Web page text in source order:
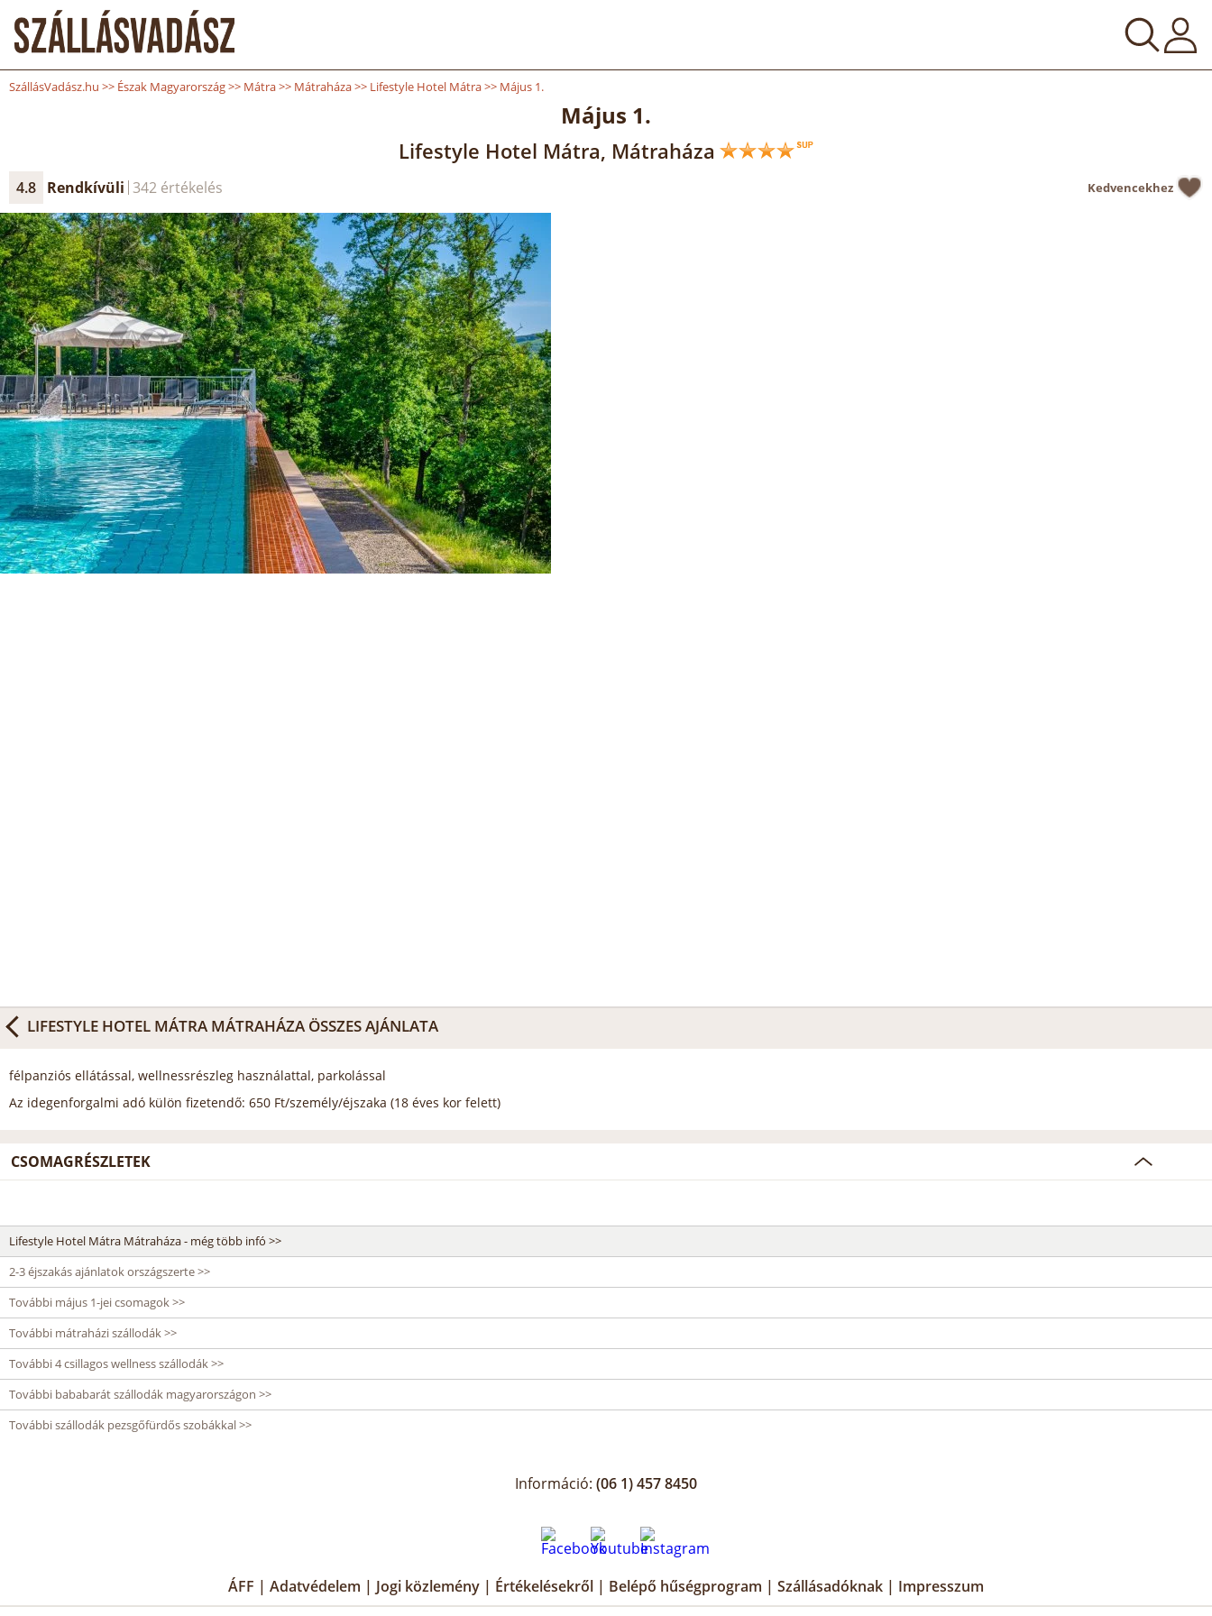
SzállásVadász.hu >> Észak Magyarország>> Mátra>> Mátraháza>> Lifestyle Hotel Mátra>> Május 1.
Május 1.
Lifestyle Hotel Mátra, Mátraháza
4.8 Rendkívüli 342 értékelés Kedvencekhez
LIFESTYLE HOTEL MÁTRA MÁTRAHÁZA ÖSSZES AJÁNLATA
félpanziós ellátással, wellnessrészleg használattal, parkolással
Az idegenforgalmi adó külön fizetendő: 650 Ft/személy/éjszaka (18 éves kor felett)
CSOMAGRÉSZLETEK
Lifestyle Hotel Mátra Mátraháza - még több infó >>
2-3 éjszakás ajánlatok országszerte >>
További május 1-jei csomagok >>
További mátraházi szállodák >>
További 4 csillagos wellness szállodák >>
További bababarát szállodák magyarországon >>
További szállodák pezsgőfürdős szobákkal >>
Információ: (06 1) 457 8450
ÁFF | Adatvédelem | Jogi közlemény | Értékelésekről | Belépő hűségprogram | Szállásadóknak | Impresszum